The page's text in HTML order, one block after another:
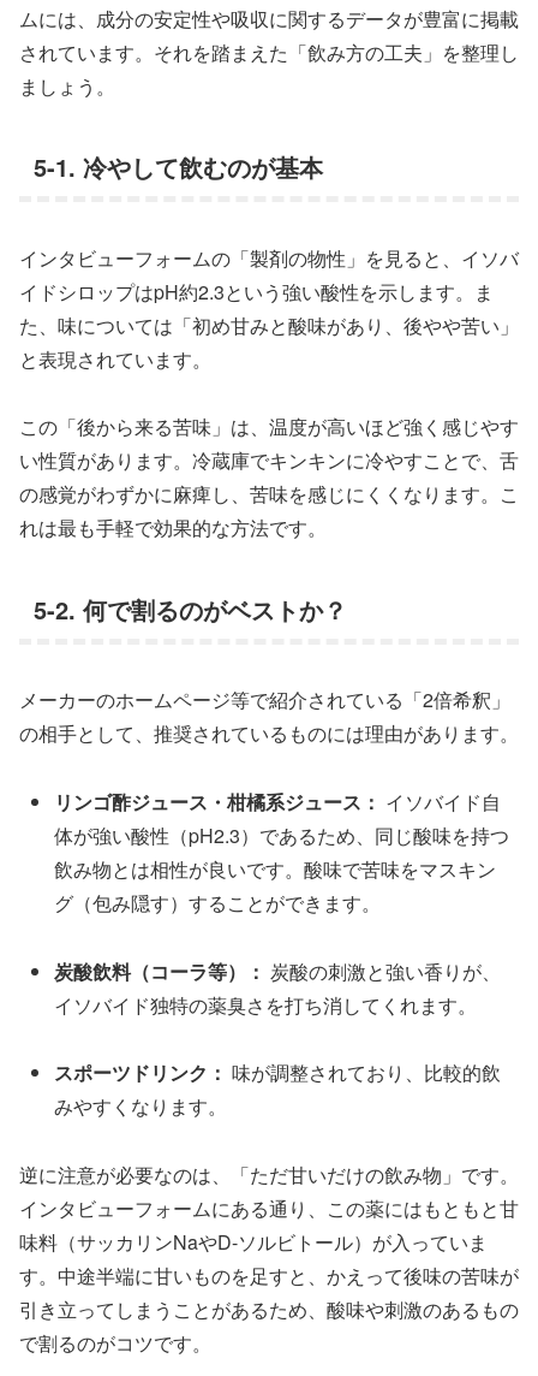
ムには、成分の安定性や吸収に関するデータが豊富に掲載
されています。それを踏まえた「飲み方の工夫」を整理し
ましょう。
5-1. 冷やして飲むのが基本
インタビューフォームの「製剤の物性」を見ると、イソバ
イドシロップはpH約2.3という強い酸性を示します。ま
た、味については「初め甘みと酸味があり、後やや苦い」
と表現されています。
この「後から来る苦味」は、温度が高いほど強く感じやす
い性質があります。冷蔵庫でキンキンに冷やすことで、舌
の感覚がわずかに麻痺し、苦味を感じにくくなります。こ
れは最も手軽で効果的な方法です。
5-2. 何で割るのがベストか？
メーカーのホームページ等で紹介されている「2倍希釈」
の相手として、推奨されているものには理由があります。
リンゴ酢ジュース・柑橘系ジュース： イソバイド自
体が強い酸性（pH2.3）であるため、同じ酸味を持つ
飲み物とは相性が良いです。酸味で苦味をマスキン
グ（包み隠す）することができます。
炭酸飲料（コーラ等）： 炭酸の刺激と強い香りが、
イソバイド独特の薬臭さを打ち消してくれます。
スポーツドリンク： 味が調整されており、比較的飲
みやすくなります。
逆に注意が必要なのは、「ただ甘いだけの飲み物」です。
インタビューフォームにある通り、この薬にはもともと甘
味料（サッカリンNaやD-ソルビトール）が入っていま
す。中途半端に甘いものを足すと、かえって後味の苦味が
引き立ってしまうことがあるため、酸味や刺激のあるもの
で割るのがコツです。